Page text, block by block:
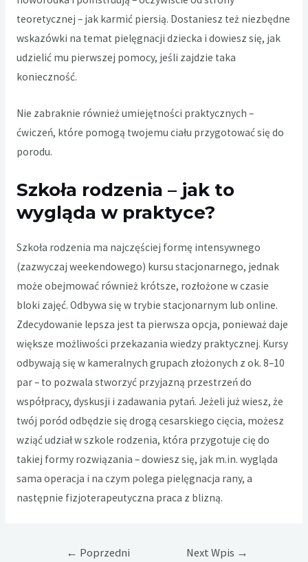
teoretycznej – jak karmić piersią. Dostaniesz też niezbędne
wskazówki na temat pielęgnacji dziecka i dowiesz się, jak
udzielić mu pierwszej pomocy, jeśli zajdzie taka
konieczność.
Nie zabraknie również umiejętności praktycznych –
ćwiczeń, które pomogą twojemu ciału przygotować się do
porodu.
Szkoła rodzenia – jak to
wygląda w praktyce?
Szkoła rodzenia ma najczęściej formę intensywnego
(zazwyczaj weekendowego) kursu stacjonarnego, jednak
może obejmować również krótsze, rozłożone w czasie
bloki zajęć. Odbywa się w trybie stacjonarnym lub online.
Zdecydowanie lepsza jest ta pierwsza opcja, ponieważ daje
większe możliwości przekazania wiedzy praktycznej. Kursy
odbywają się w kameralnych grupach złożonych z ok. 8–10
par – to pozwala stworzyć przyjazną przestrzeń do
współpracy, dyskusji i zadawania pytań. Jeżeli już wiesz, że
twój poród odbędzie się drogą cesarskiego cięcia, możesz
wziąć udział w szkole rodzenia, która przygotuje cię do
takiej formy rozwiązania – dowiesz się, jak m.in. wygląda
sama operacja i na czym polega pielęgnacja rany, a
następnie fizjoterapeutyczna praca z blizną.
Nawigacja
← Poprzedni
Next Wpis →